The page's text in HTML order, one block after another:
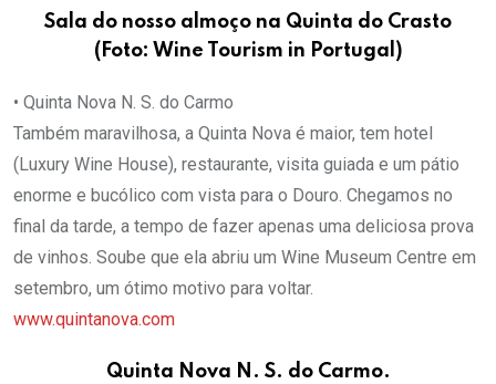
Sala do nosso almoço na Quinta do Crasto
(Foto: Wine Tourism in Portugal)
• Quinta Nova N. S. do Carmo
Também maravilhosa, a Quinta Nova é maior, tem hotel
(Luxury Wine House), restaurante, visita guiada e um pátio
enorme e bucólico com vista para o Douro. Chegamos no
final da tarde, a tempo de fazer apenas uma deliciosa prova
de vinhos. Soube que ela abriu um Wine Museum Centre em
setembro, um ótimo motivo para voltar.
www.quintanova.com
Quinta Nova N. S. do Carmo.